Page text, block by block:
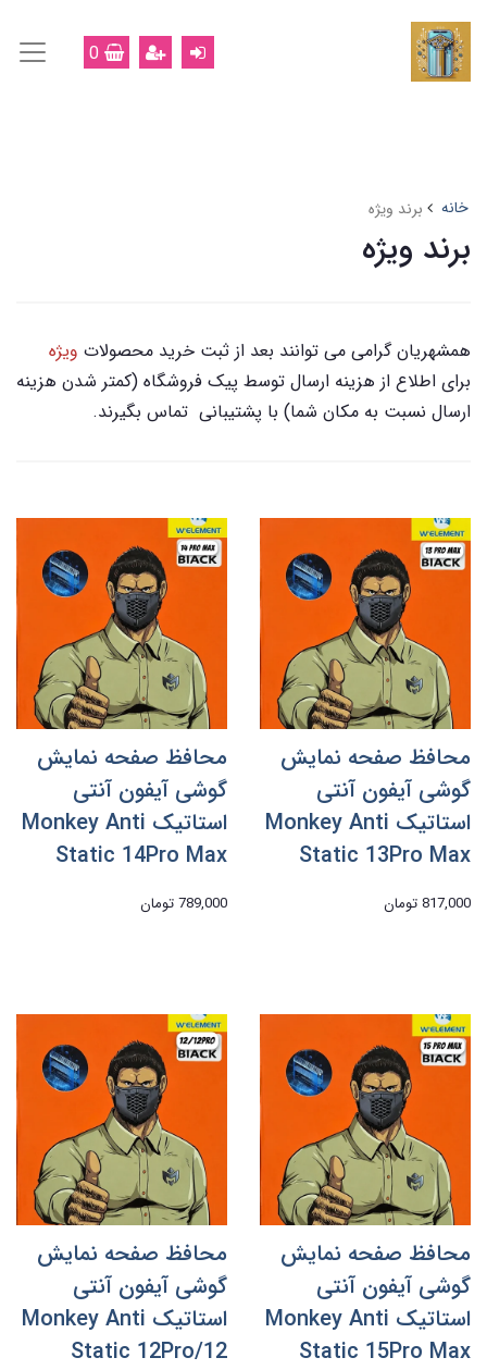
0
خانه برند ویژه
برند ویژه
همشهریان گرامی می توانند بعد از ثبت خرید محصولات ویژه
برای اطلاع از هزینه ارسال توسط پیک فروشگاه (کمتر شدن هزینه
ارسال نسبت به مکان شما) با پشتیبانی تماس بگیرند.
محافظ صفحه نمایش
گوشی آیفون آنتی
استاتیک Monkey Anti
Static 13Pro Max
817,000 تومان
محافظ صفحه نمایش
گوشی آیفون آنتی
استاتیک Monkey Anti
Static 14Pro Max
789,000 تومان
محافظ صفحه نمایش
گوشی آیفون آنتی
استاتیک Monkey Anti
Static 15Pro Max
محافظ صفحه نمایش
گوشی آیفون آنتی
استاتیک Monkey Anti
Static 12Pro/12